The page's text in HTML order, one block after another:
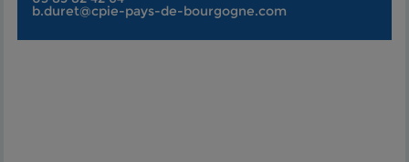
b.duret@cpie-pays-de-bourgogne.com